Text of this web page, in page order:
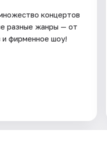
концертов
разные жанры — от
и фирменное шоу!